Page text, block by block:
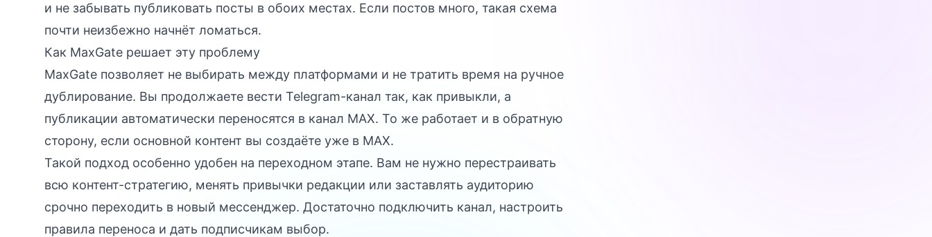
и не забывать публиковать посты в обоих местах. Если постов много, такая схема
почти неизбежно начнёт ломаться.
Как MaxGate решает эту проблему
MaxGate позволяет не выбирать между платформами и не тратить время на ручное
дублирование. Вы продолжаете вести Telegram-канал так, как привыкли, а
публикации автоматически переносятся в канал MAX. То же работает и в обратную
сторону, если основной контент вы создаёте уже в MAX.
Такой подход особенно удобен на переходном этапе. Вам не нужно перестраивать
всю контент-стратегию, менять привычки редакции или заставлять аудиторию
срочно переходить в новый мессенджер. Достаточно подключить канал, настроить
правила переноса и дать подписчикам выбор.